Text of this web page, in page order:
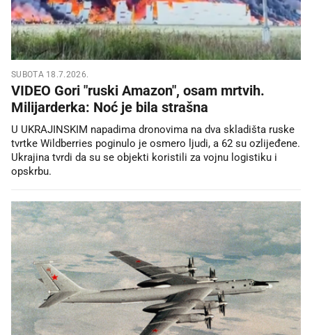
SUBOTA 18.7.2026.
VIDEO Gori "ruski Amazon", osam mrtvih.
Milijarderka: Noć je bila strašna
U UKRAJINSKIM napadima dronovima na dva skladišta ruske
tvrtke Wildberries poginulo je osmero ljudi, a 62 su ozlijeđene.
Ukrajina tvrdi da su se objekti koristili za vojnu logistiku i
opskrbu.